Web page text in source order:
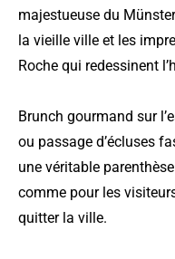
majestueuse du
la vieille ville et les
Roche qui redessinent
Brunch gourmand sur
ou passage d’écluses
une véritable
comme pour les
quitter la ville.